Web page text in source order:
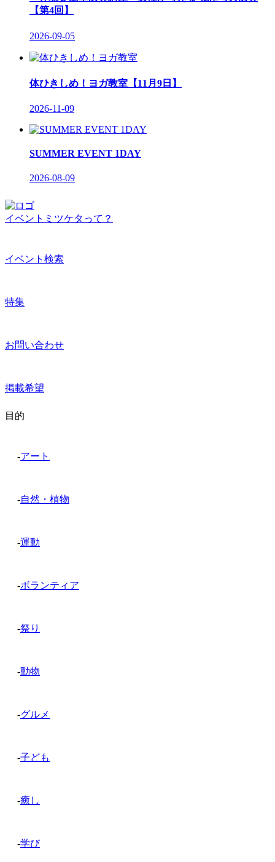
【第4回】
2026-09-05
体ひきしめ！ヨガ教室【11月9日】
2026-11-09
SUMMER EVENT 1DAY
2026-08-09
イベントミツケタって？
イベント検索
特集
お問い合わせ
掲載希望
目的
-アート
-自然・植物
-運動
-ボランティア
-祭り
-動物
-グルメ
-子ども
-癒し
-学び